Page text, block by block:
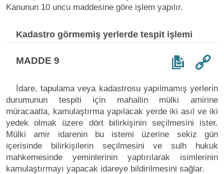
Kanunun 10 uncu maddesine göre işlem yapılır.
Kadastro görmemiş yerlerde tespit işlemi
MADDE 9
İdare, tapulama veya kadastrosu yapılmamış yerlerin
durumunun tespiti için mahallin mülki amirine
müracaatla, kamulaştırma yapılacak yerde iki asıl ve iki
yedek olmak üzere dört bilirkişinin seçilmesini ister.
Mülki amir idarenin bu istemi üzerine sekiz gün
içerisinde bilirkişilerin seçilmesini ve sulh hukuk
mahkemesinde yeminlerinin yaptırılarak isimlerinin
kamulaştırmayı yapacak idareye bildirilmesini sağlar.